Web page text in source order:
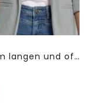
Blazer im langen und offenen Schnitt